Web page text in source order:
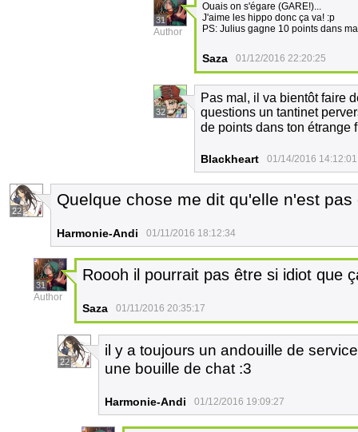
31
Author
Ouais on s'égare (GARE!)...
J'aime les hippo donc ça va! :p
PS: Julius gagne 10 points dans
Saza 01/12/2016 22:20:25
32
Pas mal, il va bientôt faire
questions un tantinet
de points dans ton étrange
Blackheart 01/14/2016 14:12:01
22
Quelque chose me dit qu'elle n'est
Harmonie-Andi 01/11/2016 18:12:34
31
Author
Roooh il pourrait pas être si idiot que
Saza 01/11/2016 20:35:17
22
il y a toujours un andouille de
une bouille de chat :3
Harmonie-Andi 01/12/2016 19:09:27